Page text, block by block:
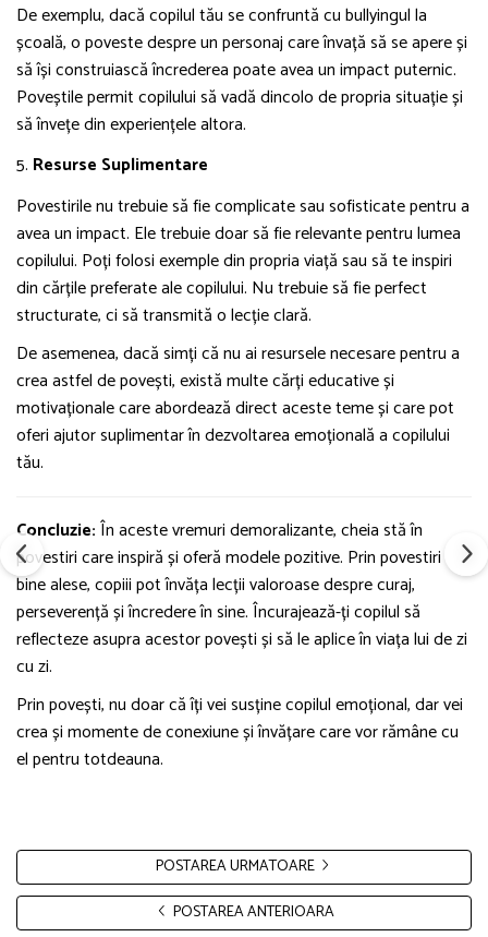
De exemplu, dacă copilul tău se confruntă cu bullyingul la
școală, o poveste despre un personaj care învață să se apere și
să își construiască încrederea poate avea un impact puternic.
Poveștile permit copilului să vadă dincolo de propria situație și
să învețe din experiențele altora.
5. Resurse Suplimentare
Povestirile nu trebuie să fie complicate sau sofisticate pentru a
avea un impact. Ele trebuie doar să fie relevante pentru lumea
copilului. Poți folosi exemple din propria viață sau să te inspiri
din cărțile preferate ale copilului. Nu trebuie să fie perfect
structurate, ci să transmită o lecție clară.
De asemenea, dacă simți că nu ai resursele necesare pentru a
crea astfel de povești, există multe cărți educative și
motivaționale care abordează direct aceste teme și care pot
oferi ajutor suplimentar în dezvoltarea emoțională a copilului
tău.
Concluzie:În aceste vremuri demoralizante, cheia stă în
povestiri care inspiră și oferă modele pozitive. Prin povestiri
bine alese, copiii pot învăța lecții valoroase despre curaj,
perseverență și încredere în sine. Încurajează-ți copilul să
reflecteze asupra acestor povești și să le aplice în viața lui de zi
cu zi.
Prin povești, nu doar că îți vei susține copilul emoțional, dar vei
crea și momente de conexiune și învățare care vor rămâne cu
el pentru totdeauna.
POSTAREA URMATOARE
POSTAREA ANTERIOARA